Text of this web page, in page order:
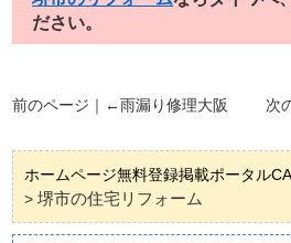
ださい。
前のページ｜←雨漏り修理大阪 次
ホームページ無料登録掲載ポータルCA
>堺市の住宅リフォーム